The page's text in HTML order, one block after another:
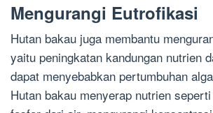
Mengurangi Eutrofikasi
Hutan bakau juga membantu
yaitu peningkatan kandungan nutrien
dapat menyebabkan pertumbuhan
Hutan bakau menyerap nutrien